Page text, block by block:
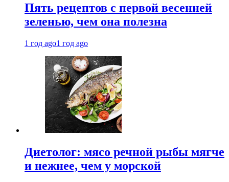
Пять рецептов с первой весенней
зеленью, чем она полезна
1 год ago1 год ago
Диетолог: мясо речной рыбы мягче
и нежнее, чем у морской